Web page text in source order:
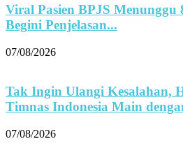
Viral Pasien BPJS
Begini Penjelasan...
07/08/2026
Tak Ingin Ulangi Kesalahan,
Timnas Indonesia Main
07/08/2026